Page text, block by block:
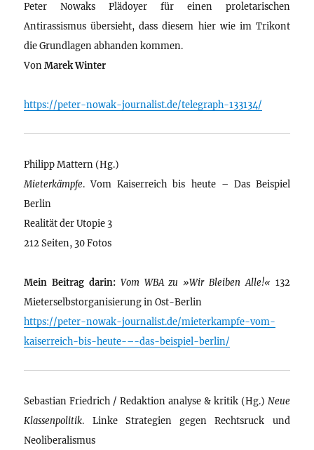
Peter Nowaks Plädoyer für einen proletarischen
Antirassismus übersieht, dass diesem hier wie im Trikont
die Grundlagen abhanden kommen.
VonMarek Winter
https://peter-nowak-journalist.de/telegraph-133134/
Philipp Mattern (Hg.)
Mieterkämpfe. Vom Kaiserreich bis heute – Das Beispiel
Berlin
Realität der Utopie 3
212 Seiten, 30 Fotos
Mein Beitrag darin: Vom WBA zu »Wir Bleiben Alle!« 132
Mieterselbstorganisierung in Ost-Berlin
https://peter-nowak-journalist.de/mieterkampfe-vom-
kaiserreich-bis-heute-–-das-beispiel-berlin/
Sebastian Friedrich / Redaktion analyse & kritik (Hg.) Neue
Klassenpolitik. Linke Strategien gegen Rechtsruck und
Neoliberalismus